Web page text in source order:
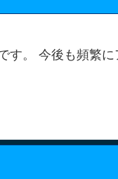
す。 今後も頻繁